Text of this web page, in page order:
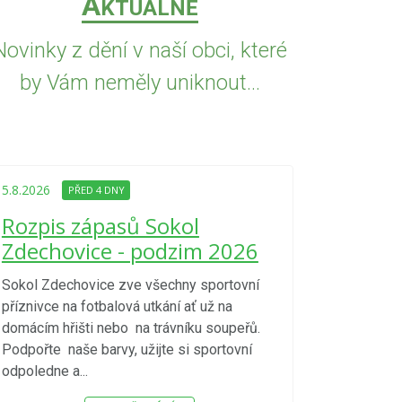
KTUÁLNĚ
z dění v naší obci, které
by Vám neměly uniknout...
5.8.2026 PŘED 4 DNY
Rozpis zápasů Sokol
Zdechovice - podzim 2026
Sokol Zdechovice zve všechny sportovní
příznivce na fotbalová utkání ať už na
domácím hřišti nebo na trávníku soupeřů.
Podpořte naše barvy, užijte si sportovní
odpoledne a...